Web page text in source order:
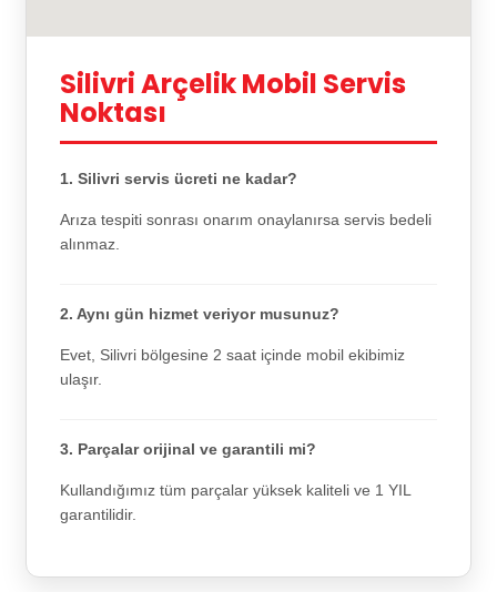
Silivri Arçelik Mobil Servis
Noktası
1. Silivri servis ücreti ne kadar?
Arıza tespiti sonrası onarım onaylanırsa servis bedeli
alınmaz.
2. Aynı gün hizmet veriyor musunuz?
Evet, Silivri bölgesine 2 saat içinde mobil ekibimiz
ulaşır.
3. Parçalar orijinal ve garantili mi?
Kullandığımız tüm parçalar yüksek kaliteli ve 1 YIL
garantilidir.